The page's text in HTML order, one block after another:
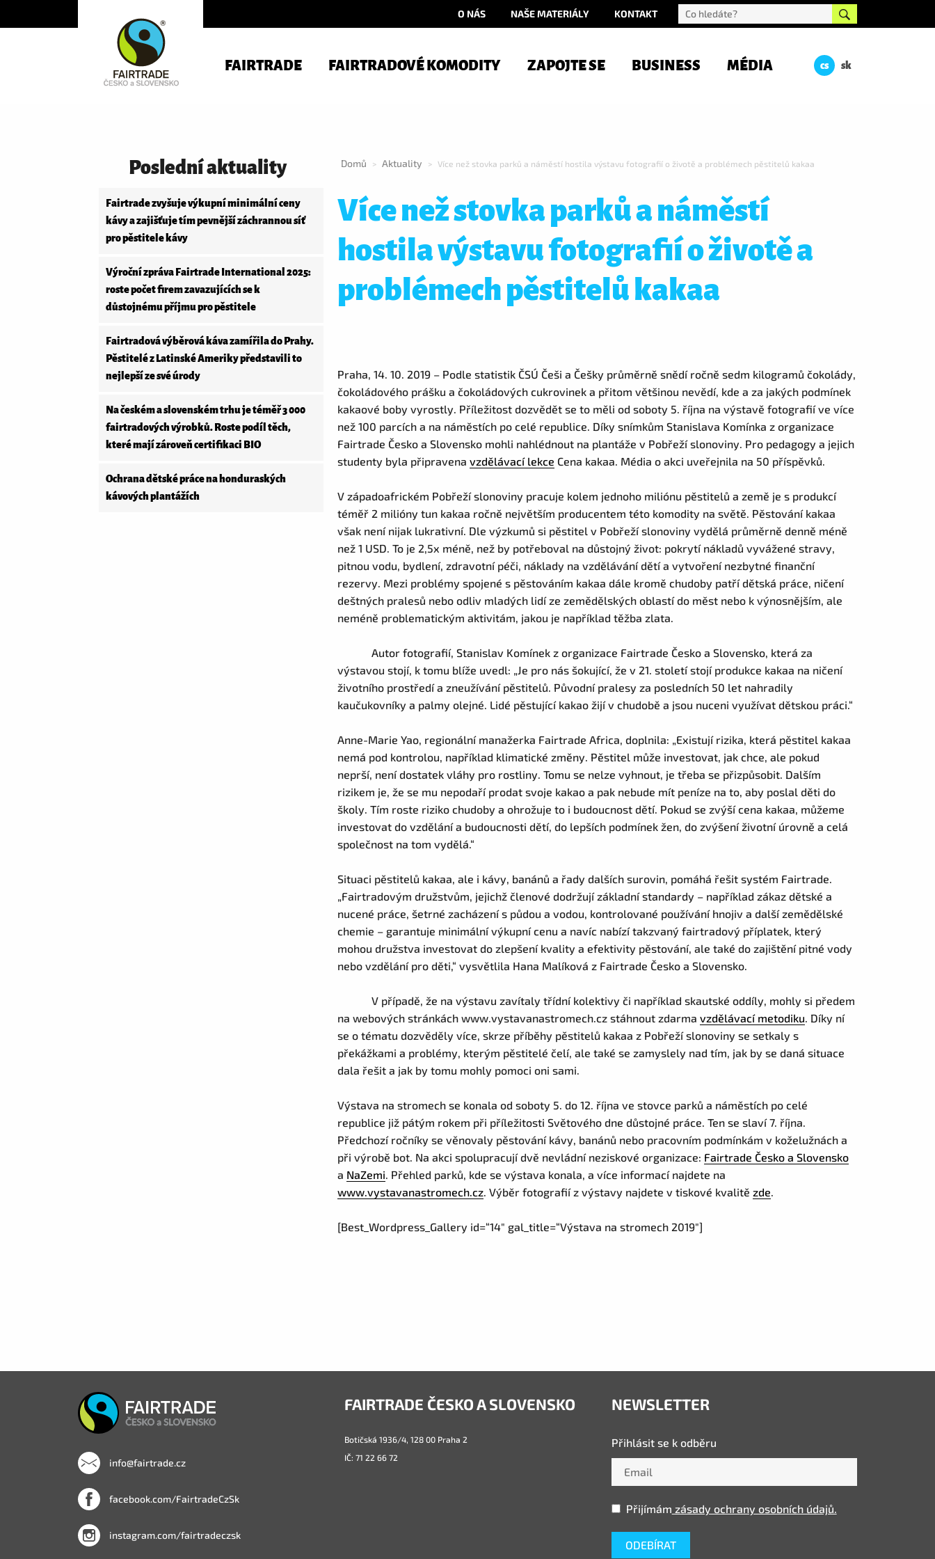
O NÁS NAŠE MATERIÁLY KONTAKT
FAIRTRADE FAIRTRADOVÉ KOMODITY ZAPOJTE SE BUSINESS MÉDIA cs sk
Poslední aktuality
Fairtrade zvyšuje výkupní minimální ceny
kávy a zajišťuje tím pevnější záchrannou síť
pro pěstitele kávy
Výroční zpráva Fairtrade International 2025:
roste počet firem zavazujících se k
důstojnému příjmu pro pěstitele
Fairtradová výběrová káva zamířila do Prahy.
Pěstitelé z Latinské Ameriky představili to
nejlepší ze své úrody
Na českém a slovenském trhu je téměř 3 000
fairtradových výrobků. Roste podíl těch,
které mají zároveň certifikaci BIO
Ochrana dětské práce na honduraských
kávových plantážích
Domů > Aktuality > Více než stovka parků a náměstí hostila výstavu fotografií o životě a problémech pěstitelů kakaa
Více než stovka parků a náměstí
hostila výstavu fotografií o životě a
problémech pěstitelů kakaa
Praha, 14. 10. 2019 – Podle statistik ČSÚ Češi a Češky průměrně snědí ročně sedm kilogramů čokolády,
čokoládového prášku a čokoládových cukrovinek a přitom většinou nevědí, kde a za jakých podmínek
kakaové boby vyrostly. Příležitost dozvědět se to měli od soboty 5. října na výstavě fotografií ve více
než 100 parcích a na náměstích po celé republice. Díky snímkům Stanislava Komínka z organizace
Fairtrade Česko a Slovensko mohli nahlédnout na plantáže v Pobřeží slonoviny. Pro pedagogy a jejich
studenty byla připravenavzdělávací lekce Cena kakaa. Média o akci uveřejnila na 50 příspěvků.
V západoafrickém Pobřeží slonoviny pracuje kolem jednoho miliónu pěstitelů a země je s produkcí
téměř 2 milióny tun kakaa ročně největším producentem této komodity na světě. Pěstování kakaa
však není nijak lukrativní. Dle výzkumů si pěstitel v Pobřeží slonoviny vydělá průměrně denně méně
než 1 USD. To je 2,5x méně, než by potřeboval na důstojný život: pokrytí nákladů vyvážené stravy,
pitnou vodu, bydlení, zdravotní péči, náklady na vzdělávání dětí a vytvoření nezbytné finanční
rezervy. Mezi problémy spojené s pěstováním kakaa dále kromě chudoby patří dětská práce, ničení
deštných pralesů nebo odliv mladých lidí ze zemědělských oblastí do měst nebo k výnosnějším, ale
neméně problematickým aktivitám, jakou je například těžba zlata.
Autor fotografií, Stanislav Komínek z organizace Fairtrade Česko a Slovensko, která za
výstavou stojí, k tomu blíže uvedl: „Je pro nás šokující, že v 21. století stojí produkce kakaa na ničení
životního prostředí a zneužívání pěstitelů. Původní pralesy za posledních 50 let nahradily
kaučukovníky a palmy olejné. Lidé pěstující kakao žijí v chudobě a jsou nuceni využívat dětskou práci.“
Anne-Marie Yao, regionální manažerka Fairtrade Africa, doplnila: „Existují rizika, která pěstitel kakaa
nemá pod kontrolou, například klimatické změny. Pěstitel může investovat, jak chce, ale pokud
neprší, není dostatek vláhy pro rostliny. Tomu se nelze vyhnout, je třeba se přizpůsobit. Dalším
rizikem je, že se mu nepodaří prodat svoje kakao a pak nebude mít peníze na to, aby poslal děti do
školy. Tím roste riziko chudoby a ohrožuje to i budoucnost dětí. Pokud se zvýší cena kakaa, můžeme
investovat do vzdělání a budoucnosti dětí, do lepších podmínek žen, do zvýšení životní úrovně a celá
společnost na tom vydělá.“
Situaci pěstitelů kakaa, ale i kávy, banánů a řady dalších surovin, pomáhá řešit systém Fairtrade.
„Fairtradovým družstvům, jejichž členové dodržují základní standardy – například zákaz dětské a
nucené práce, šetrné zacházení s půdou a vodou, kontrolované používání hnojiv a další zemědělské
chemie – garantuje minimální výkupní cenu a navíc nabízí takzvaný fairtradový příplatek, který
mohou družstva investovat do zlepšení kvality a efektivity pěstování, ale také do zajištění pitné vody
nebo vzdělání pro děti,“ vysvětlila Hana Malíková z Fairtrade Česko a Slovensko.
V případě, že na výstavu zavítaly třídní kolektivy či například skautské oddíly, mohly si předem
na webových stránkách www.vystavanastromech.cz stáhnout zdarmavzdělávací metodiku. Díky ní
se o tématu dozvěděly více, skrze příběhy pěstitelů kakaa z Pobřeží slonoviny se setkaly s
překážkami a problémy, kterým pěstitelé čelí, ale také se zamyslely nad tím, jak by se daná situace
dala řešit a jak by tomu mohly pomoci oni sami.
Výstava na stromech se konala od soboty 5. do 12. října ve stovce parků a náměstích po celé
republice již pátým rokem při příležitosti Světového dne důstojné práce. Ten se slaví 7. října.
Předchozí ročníky se věnovaly pěstování kávy, banánů nebo pracovním podmínkám v koželužnách a
při výrobě bot. Na akci spolupracují dvě nevládní neziskové organizace: Fairtrade Česko a Slovensko
a NaZemi. Přehled parků, kde se výstava konala, a více informací najdete na
www.vystavanastromech.cz. Výběr fotografií z výstavy najdete v tiskové kvalitězde.
[Best_Wordpress_Gallery id=“14″ gal_title=“Výstava na stromech 2019″]
info@fairtrade.cz
facebook.com/FairtradeCzSk
instagram.com/fairtradeczsk
FAIRTRADE ČESKO A SLOVENSKO
Botičská 1936/4, 128 00 Praha 2
IČ: 71 22 66 72
NEWSLETTER
Přihlásit se k odběru
Přijímám zásady ochrany osobních údajů.